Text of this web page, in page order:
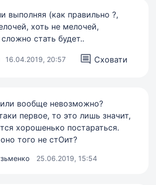
выполняя (как правильно ?,
хоть не мелочей,
стать будет..
16.04.2019, 20:57 Сховати
вообще невозможно?
первое, то это лишь значит,
хорошенько постараться.
того не стОит?
25.06.2019, 15:54